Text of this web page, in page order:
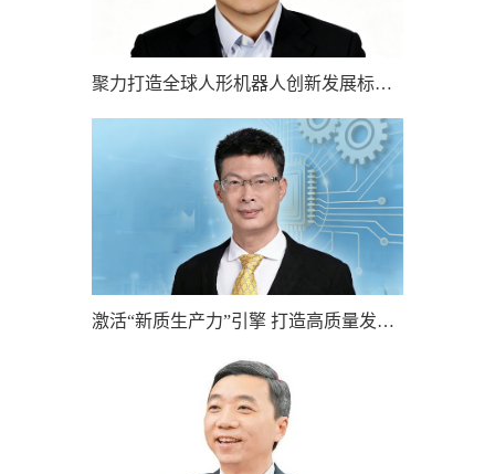
聚力打造全球人形机器人创新发展标杆——访国务院发展研究中心产业经济研究部第四研究室主任周毅
激活“新质生产力”引擎 打造高质量发展“亦庄样板” ——访国务院发展研究中心市场经济研究所副所长、研究员魏际刚